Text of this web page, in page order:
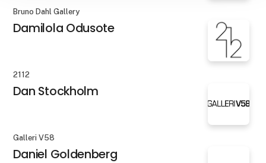
Bruno Dahl Gallery
Damilola Odusote
2112
Dan Stockholm
Galleri V58
Daniel Goldenberg